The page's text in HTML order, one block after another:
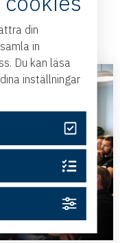
din
in
Du kan läsa
inställningar